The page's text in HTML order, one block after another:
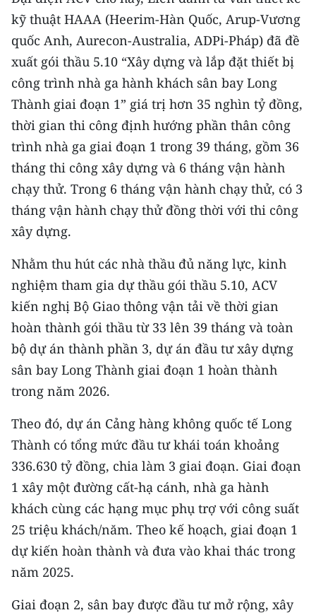
CHƯƠNG TRÌNH OCOP - MỖI XÃ
MỘT SẢN PHẨM
RADIO
MEDIA CENTER
E-Magazine
Video
Media Chính trị
Media Kinh tế
Media Văn hóa
Media Xã hội
Media Pháp luật
Media Du lịch
Media Thế giới
Media Thể thao
Media Giáo dục
Media Y tế
Media Khoa học - Công nghệ
Media Môi trường
Ảnh
Infographic
kỹ thuật HAAA (Heerim-Hàn Quốc, Arup-Vương
quốc Anh, Aurecon-Australia, ADPi-Pháp) đã đề
xuất gói thầu 5.10 “Xây dựng và lắp đặt thiết bị
công trình nhà ga hành khách sân bay Long
Thành giai đoạn 1” giá trị hơn 35 nghìn tỷ đồng,
thời gian thi công định hướng phần thân công
trình nhà ga giai đoạn 1 trong 39 tháng, gồm 36
tháng thi công xây dựng và 6 tháng vận hành
chạy thử. Trong 6 tháng vận hành chạy thử, có 3
tháng vận hành chạy thử đồng thời với thi công
xây dựng.
Nhằm thu hút các nhà thầu đủ năng lực, kinh
nghiệm tham gia dự thầu gói thầu 5.10, ACV
kiến nghị Bộ Giao thông vận tải về thời gian
hoàn thành gói thầu từ 33 lên 39 tháng và toàn
bộ dự án thành phần 3, dự án đầu tư xây dựng
sân bay Long Thành giai đoạn 1 hoàn thành
trong năm 2026.
Theo đó, dự án Cảng hàng không quốc tế Long
Thành có tổng mức đầu tư khái toán khoảng
336.630 tỷ đồng, chia làm 3 giai đoạn. Giai đoạn
1 xây một đường cất-hạ cánh, nhà ga hành
khách cùng các hạng mục phụ trợ với công suất
25 triệu khách/năm. Theo kế hoạch, giai đoạn 1
dự kiến hoàn thành và đưa vào khai thác trong
năm 2025.
Giai đoạn 2, sân bay được đầu tư mở rộng, xây